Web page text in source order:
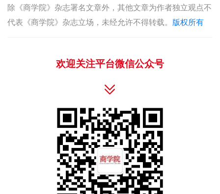
除《商学院》杂志署名文章外，其他文章为作者独立观点不
代表《商学院》杂志立场，未经允许不得转载。 版权所有
欢迎关注平台微信公众号
